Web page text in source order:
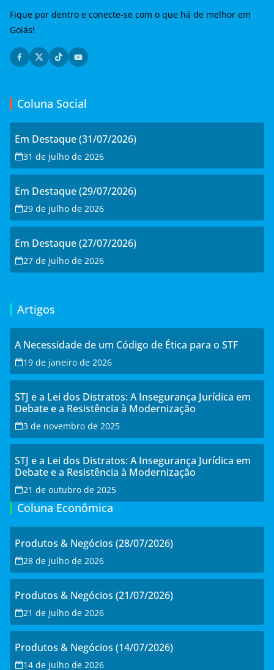
Fique por dentro e conecte-se com o que há de melhor em
Goiás!
Coluna Social
Em Destaque (31/07/2026)
31 de julho de 2026
Em Destaque (29/07/2026)
29 de julho de 2026
Em Destaque (27/07/2026)
27 de julho de 2026
Artigos
A Necessidade de um Código de Ética para o STF
19 de janeiro de 2026
STJ e a Lei dos Distratos: A Insegurança Jurídica em
Debate e a Resistência à Modernização
3 de novembro de 2025
STJ e a Lei dos Distratos: A Insegurança Jurídica em
Debate e a Resistência à Modernização
21 de outubro de 2025
Coluna Econômica
Produtos & Negócios (28/07/2026)
28 de julho de 2026
Produtos & Negócios (21/07/2026)
21 de julho de 2026
Produtos & Negócios (14/07/2026)
14 de julho de 2026